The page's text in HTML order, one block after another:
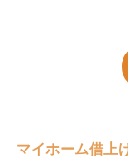
マイホーム借上